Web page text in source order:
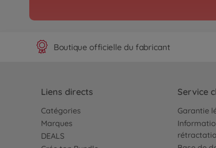
Boutique officielle du fabricant
Liens directs
Catégories
Marques
DEALS
Service
Garantie